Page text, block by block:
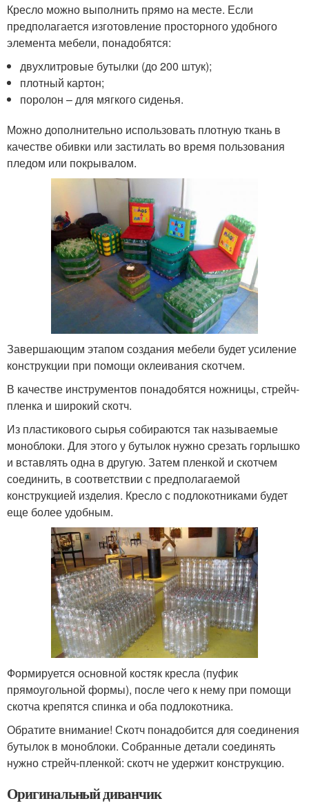
Кресло можно выполнить прямо на месте. Если
предполагается изготовление просторного удобного
элемента мебели, понадобятся:
двухлитровые бутылки (до 200 штук);
плотный картон;
поролон – для мягкого сиденья.
Можно дополнительно использовать плотную ткань в
качестве обивки или застилать во время пользования
пледом или покрывалом.
Завершающим этапом создания мебели будет усиление
конструкции при помощи оклеивания скотчем.
В качестве инструментов понадобятся ножницы, стрейч-
пленка и широкий скотч.
Из пластикового сырья собираются так называемые
моноблоки. Для этого у бутылок нужно срезать горлышко
и вставлять одна в другую. Затем пленкой и скотчем
соединить, в соответствии с предполагаемой
конструкцией изделия. Кресло с подлокотниками будет
еще более удобным.
Формируется основной костяк кресла (пуфик
прямоугольной формы), после чего к нему при помощи
скотча крепятся спинка и оба подлокотника.
Обратите внимание! Скотч понадобится для соединения
бутылок в моноблоки. Собранные детали соединять
нужно стрейч-пленкой: скотч не удержит конструкцию.
Оригинальный диванчик